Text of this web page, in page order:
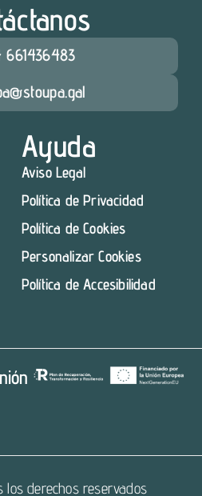
Ayuda
Aviso Legal
Política de Privacidad
Política de Cookies
Personalizar Cookies
Política de Accesibilidad
661436483
los derechos reservados